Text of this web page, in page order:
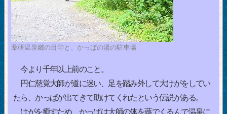
薬研温泉郷の目印と、かっぱの湯の駐車場
今より千年以上前のこと。
円仁慈覚大師が道に迷い、足を踏み外して大けがをしてい
たら、かっぱが出てきて助けてくれたという伝説がある。
けがを癒すため、かっぱは大師の体を蕗でくるんで温泉に